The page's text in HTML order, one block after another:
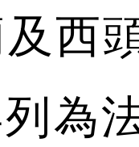
西
列為